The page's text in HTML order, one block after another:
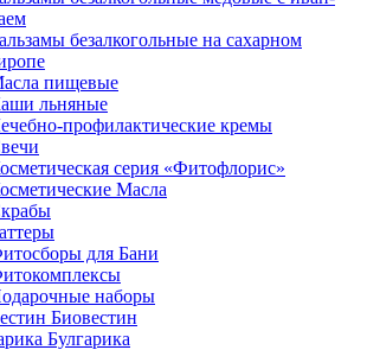
безалкогольные на сахарном
пищевые
льняные
профилактические кремы
серия «Фитофлорис»
Масла
для Бани
наборы
Биовестин
Булгарика